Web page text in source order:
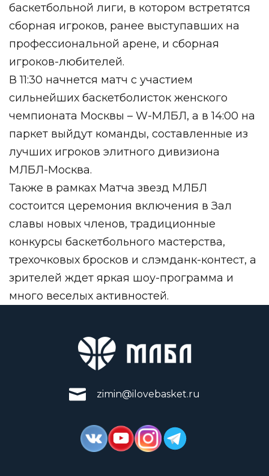
баскетбольной лиги, в котором встретятся
сборная игроков, ранее выступавших на
профессиональной арене, и сборная
игроков-любителей.
В 11:30 начнется матч с участием
сильнейших баскетболисток женского
чемпионата Москвы – W-МЛБЛ, а в 14:00 на
паркет выйдут команды, составленные из
лучших игроков элитного дивизиона
МЛБЛ-Москва.
Также в рамках Матча звезд МЛБЛ
состоится церемония включения в Зал
славы новых членов, традиционные
конкурсы баскетбольного мастерства,
трехочковых бросков и слэмданк-контест, а
зрителей ждет яркая шоу-программа и
много веселых активностей.
zimin@ilovebasket.ru